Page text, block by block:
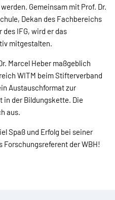
Gemeinsam mit Prof. Dr.
Dekan des Fachbereichs
IFG, wird er das
mitgestalten.
Marcel Heber maßgeblich
WITM beim Stifterverband
Austauschformat zur
in der Bildungskette. Die
aus.
Spaß und Erfolg bei seiner
Forschungsreferent der WBH!